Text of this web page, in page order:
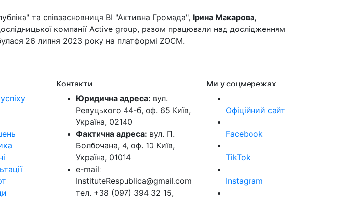
та співзасновниця ВІ "Активна Громада", Ірина Макарова,
компанії Active group, разом працювали над дослідженням
26 липня 2023 року на платформі ZOOM.
успіху
Контакти
Юридична адреса: вул.
Ревуцького 44-б, оф. 65 Київ,
Україна, 02140
Фактична адреса: вул. П.
Болбочана, 4, оф. 10 Київ,
Україна, 01014
e-mail:
InstituteRespublica@gmail.com
тел. +38 (097) 394 32 15,
Ми у соцмережах
Офіційний сайт
Facebook
TikTok
Instagram